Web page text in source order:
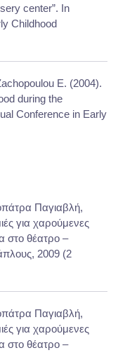
center”. In
Childhood
E. (2004).
during the
Conference in Early
Παγιαβλή,
για χαρούμενες
στο θέατρο –
2009 (2
Παγιαβλή,
για χαρούμενες
στο θέατρο –